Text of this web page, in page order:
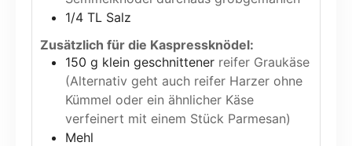
1/4 TL Salz
Zusätzlich für die Kaspressknödel:
150 g klein geschnittener reifer Graukäse
(Alternativ geht auch reifer Harzer ohne
Kümmel oder ein ähnlicher Käse
verfeinert mit einem Stück Parmesan)
Mehl